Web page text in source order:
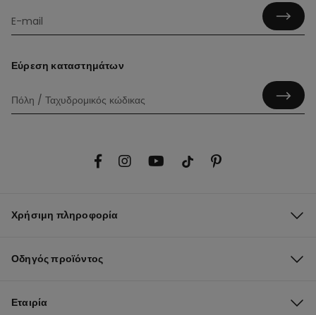
Εύρεση καταστημάτων
Χρήσιμη πληροφορία
Οδηγός προϊόντος
Εταιρία